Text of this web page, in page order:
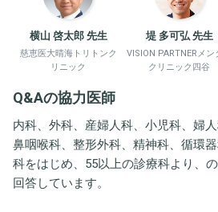
横山 啓太郎 先生
慈恵医大晴海トリトンク
リニック
堤 多可弘 先生
VISION PARTNERメン
クリニック四谷
Q&Aの協力医師
内科、外科、産婦人科、小児科、婦
鼻咽喉科、整形外科、精神科、循環
科をはじめ、55以上の診療科より、
回答しています。